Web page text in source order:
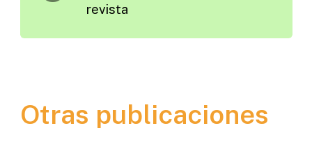
Carreteras
cantidad
revista
Otras publicaciones